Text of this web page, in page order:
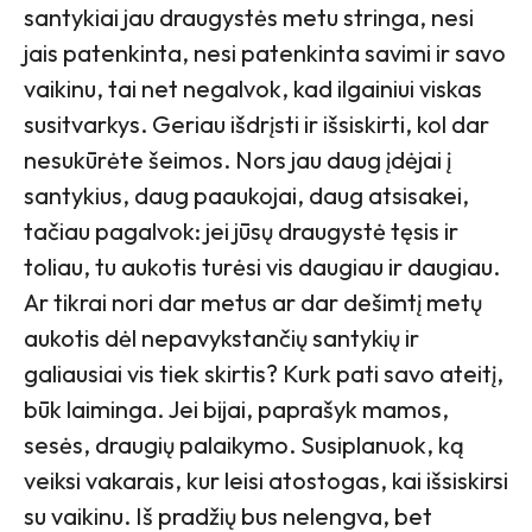
santykiai jau draugystės metu stringa, nesi
jais patenkinta, nesi patenkinta savimi ir savo
vaikinu, tai net negalvok, kad ilgainiui viskas
susitvarkys. Geriau išdrįsti ir išsiskirti, kol dar
nesukūrėte šeimos. Nors jau daug įdėjai į
santykius, daug paaukojai, daug atsisakei,
tačiau pagalvok: jei jūsų draugystė tęsis ir
toliau, tu aukotis turėsi vis daugiau ir daugiau.
Ar tikrai nori dar metus ar dar dešimtį metų
aukotis dėl nepavykstančių santykių ir
galiausiai vis tiek skirtis? Kurk pati savo ateitį,
būk laiminga. Jei bijai, paprašyk mamos,
sesės, draugių palaikymo. Susiplanuok, ką
veiksi vakarais, kur leisi atostogas, kai išsiskirsi
su vaikinu. Iš pradžių bus nelengva, bet